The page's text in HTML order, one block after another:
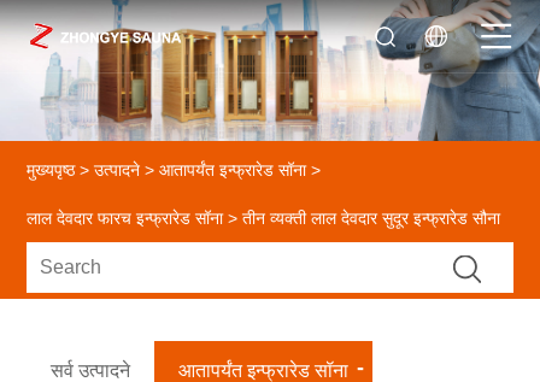
मुख्यपृष्ठ > उत्पादने >आतापर्यंत इन्फ्रारेड सॉना>
लाल देवदार फारच इन्फ्रारेड सॉना> तीन व्यक्ती लाल देवदार सुदूर इन्फ्रारेड सौना
सर्व उत्पादने आतापर्यंत इन्फ्रारेड सॉना